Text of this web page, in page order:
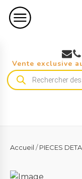
Vente exclusive
Recherche
de
Accueil /PIECES